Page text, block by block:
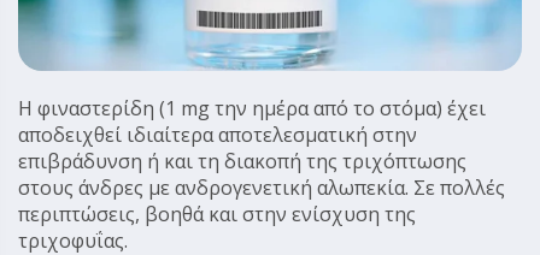
Η φιναστερίδη (1 mg την ημέρα από το στόμα) έχει
αποδειχθεί ιδιαίτερα αποτελεσματική στην
επιβράδυνση ή και τη διακοπή της τριχόπτωσης
στους άνδρες με ανδρογενετική αλωπεκία. Σε πολλές
περιπτώσεις, βοηθά και στην ενίσχυση της
τριχοφυΐας.